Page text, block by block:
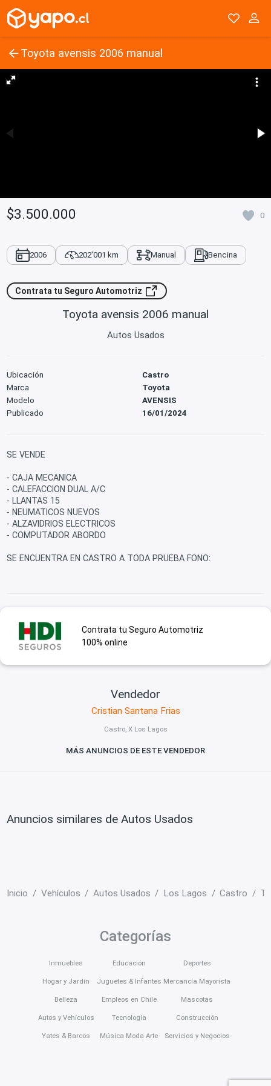
Toyota avensis 2006 manual
$3.500.000 0
2006 202'001 km Manual Bencina
Contrata tu Seguro Automotriz
Toyota avensis 2006 manual
Autos Usados
Ubicación
Castro
Marca
Toyota
Modelo
AVENSIS
Publicado
16/01/2024
SE VENDE
- CAJA MECANICA
- CALEFACCION DUAL A/C
- LLANTAS 15
- NEUMATICOS NUEVOS
- ALZAVIDRIOS ELECTRICOS
- COMPUTADOR ABORDO
SE ENCUENTRA EN CASTRO A TODA PRUEBA FONO:
Contrata tu Seguro Automotriz
100% online
Vendedor
Cristian Santana Frias
Castro, X Los Lagos
MÁS ANUNCIOS DE ESTE VENDEDOR
Anuncios similares de Autos Usados
Inicio Vehículos Autos Usados Los Lagos Castro
Categorías
Inmuebles
Hogar y Jardín
Belleza
Autos y Vehículos
Yates & Barcos
Educación
Juguetes & Infantes
Empleos en Chile
Tecnología
Música Moda Arte
Deportes
Mercancía Mayorista
Mascotas
Construcción
Servicios y Negocios